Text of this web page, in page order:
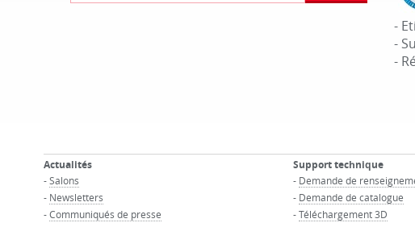
-
-
-
Actualités
-Salons
- Newsletters
-Communiqués de presse
Support technique
- Demande de
- Demande de catalogue
-Téléchargement 3D